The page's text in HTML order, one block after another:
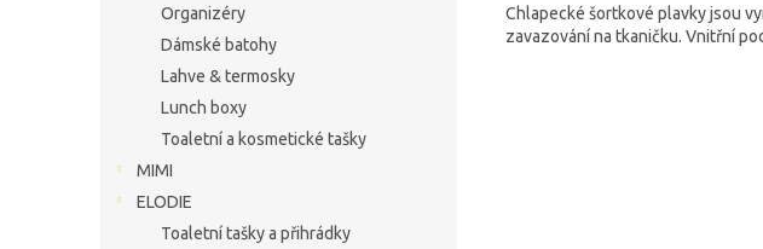
Organizéry
Dámské batohy
Lahve & termosky
Lunch boxy
Toaletní a kosmetické tašky
MIMI
ELODIE
Toaletní tašky a přihrádky
Chlapecké šortkové plavky jsou
zavazování na tkaničku. Vnitřní